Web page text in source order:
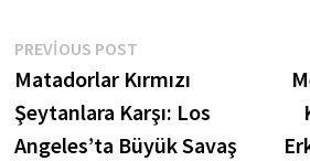
Yazı
gezinmesi
PREVIOUS POSTPrevious
post:
Matadorlar Kırmızı
Şeytanlara Karşı: Los
Angeles’ta Büyük Savaş